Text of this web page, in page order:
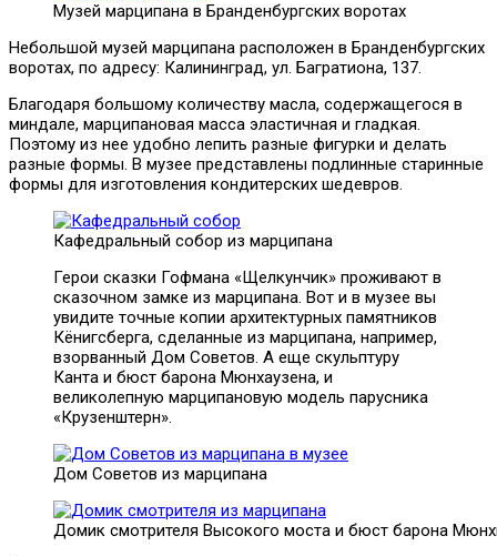
Музей марципана в Бранденбургских воротах
Небольшой музей марципана расположен в Бранденбургских
воротах, по адресу: Калининград, ул. Багратиона, 137.
Благодаря большому количеству масла, содержащегося в
миндале, марципановая масса эластичная и гладкая.
Поэтому из нее удобно лепить разные фигурки и делать
разные формы. В музее представлены подлинные старинные
формы для изготовления кондитерских шедевров.
Кафедральный собор из марципана
Герои сказки Гофмана «Щелкунчик» проживают в
сказочном замке из марципана. Вот и в музее вы
увидите точные копии архитектурных памятников
Кёнигсберга, сделанные из марципана, например,
взорванный Дом Советов. А еще скульптуру
Канта и бюст барона Мюнхаузена, и
великолепную марципановую модель парусника
«Крузенштерн».
Дом Советов из марципана
Домик смотрителя Высокого моста и бюст барона